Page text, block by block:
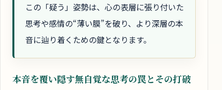
この「疑う」姿勢は、心の表層に張り付いた
思考や感情の“薄い膜”を破り、より深層の本
音に辿り着くための鍵となります。
本音を覆い隠す無自覚な思考の罠とその打破